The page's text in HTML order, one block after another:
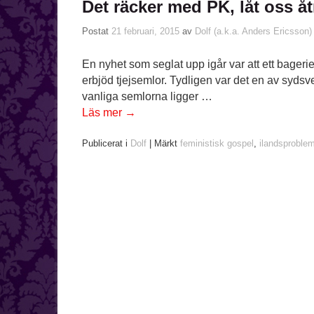
Det räcker med PK, låt oss
Postat 21 februari, 2015 av Dolf (a.k.a. Anders Ericsson)
En nyhet som seglat upp igår var att ett
erbjöd tjejsemlor. Tydligen var det en av
vanliga semlorna ligger …
Läs mer →
Publicerat i Dolf Märkt feministisk gospel , ilandsproblem